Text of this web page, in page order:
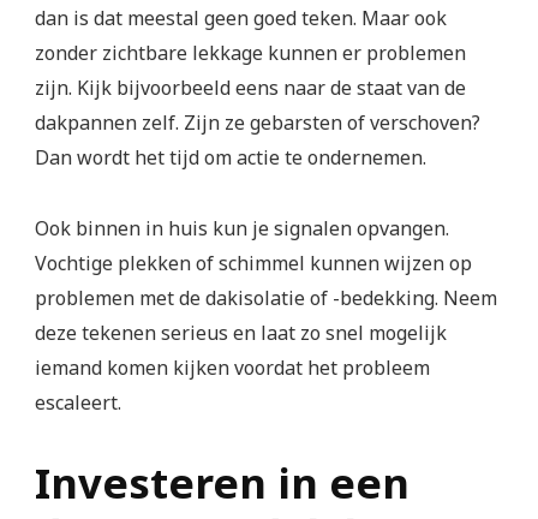
dan is dat meestal geen goed teken. Maar ook
zonder zichtbare lekkage kunnen er problemen
zijn. Kijk bijvoorbeeld eens naar de staat van de
dakpannen zelf. Zijn ze gebarsten of verschoven?
Dan wordt het tijd om actie te ondernemen.
Ook binnen in huis kun je signalen opvangen.
Vochtige plekken of schimmel kunnen wijzen op
problemen met de dakisolatie of -bedekking. Neem
deze tekenen serieus en laat zo snel mogelijk
iemand komen kijken voordat het probleem
escaleert.
Investeren in een